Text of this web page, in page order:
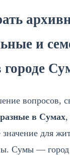
и
городе
вопросов,
в Сумах,
для
Сумы — город